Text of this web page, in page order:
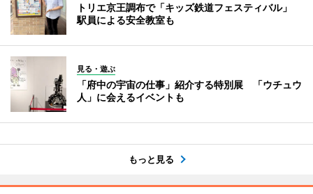
トリエ京王調布で「キッズ鉄道フェスティバル」
駅員による安全教室も
見る・遊ぶ
「府中の宇宙の仕事」紹介する特別展 「ウチュウ
人」に会えるイベントも
もっと見る